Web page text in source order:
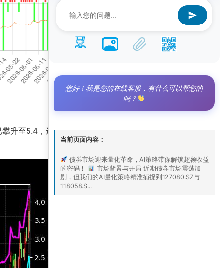
升至5.4，远超基准净值2.9，展现出卓越的选
您好！我是您的在线客服，有什么可以帮您的
吗？
当前页面内容：
债券市场迎来量化革命，AI策略带你解锁超额收益
的密码！
市场背景与开局 近期债券市场震荡加
剧，但我们的AI量化策略精准捕捉到127080.SZ与
118058.S...